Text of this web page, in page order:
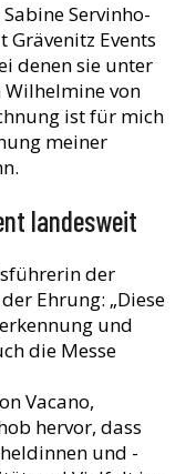
Servinho-
Events
denen sie unter
von
ist für mich
meiner
landesweit
der
Ehrung: „Diese
und
die Messe
Vacano,
hervor, dass
und -